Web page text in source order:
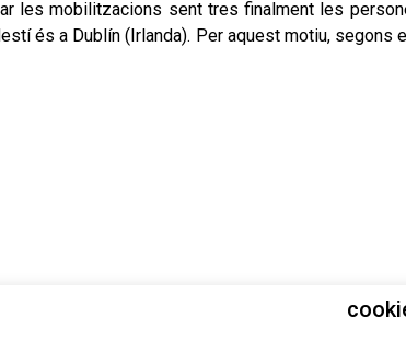
les mobilitzacions sent tres finalment les
és a Dublín (Irlanda). Per aquest motiu,